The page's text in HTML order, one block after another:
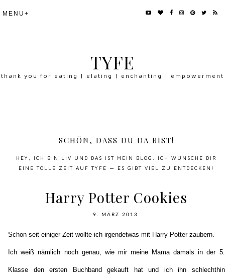
TYFE
thank you for eating | elating | enchanting | empowerment
SCHÖN, DASS DU DA BIST!
HEY, ICH BIN LIV UND DAS IST MEIN BLOG. ICH WÜNSCHE DIR
EINE TOLLE ZEIT AUF TYFE — ES GIBT VIEL ZU ENTDECKEN!
Harry Potter Cookies
9. MÄRZ 2013
Schon seit einiger Zeit wollte ich irgendetwas mit Harry Potter zaubern.
Ich weiß nämlich noch genau, wie mir meine Mama damals in der 5.
Klasse den ersten Buchband gekauft hat und ich ihn schlechthin